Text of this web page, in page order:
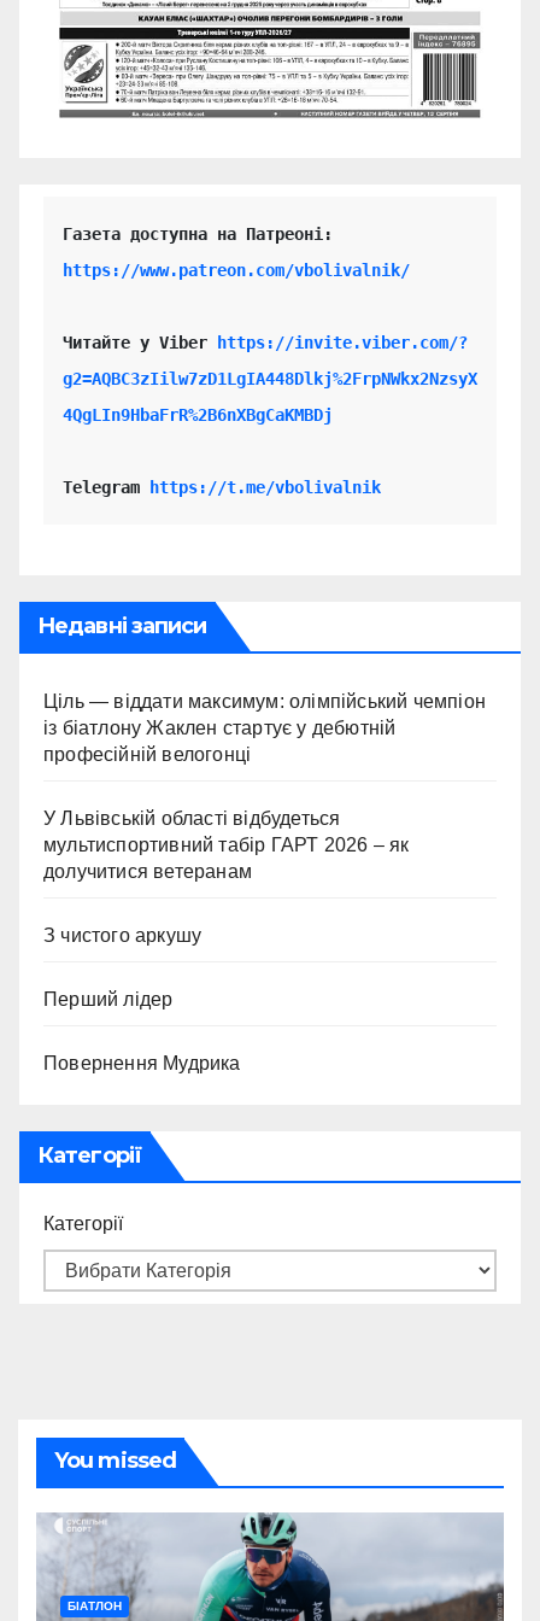
https://www.patreon.com/vbolivalnik/
Читайте у Viber
https://invite.viber.com/?
g2=AQBC3zIilw7zD1LgIA448Dlkj%2FrpNWkx2NzsyX
4QgLIn9HbaFrR%2B6nXBgCaKMBDj
Telegram https://t.me/vbolivalnik
Недавні записи
Ціль — віддати максимум: олімпійський чемпіон
із біатлону Жаклен стартує у дебютній
професійній велогонці
У Львівській області відбудеться
мультиспортивний табір ГАРТ 2026 – як
долучитися ветеранам
З чистого аркушу
Перший лідер
Повернення Мудрика
Категорії
Категорії
You missed
БІАТЛОН